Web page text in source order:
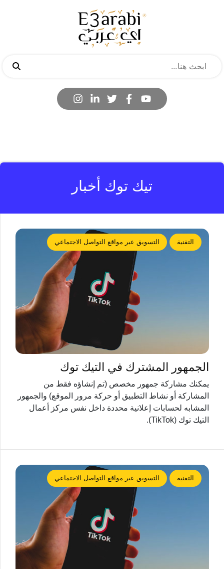
تيك توك أخبار
التقنية التسويق عبر مواقع التواصل الاجتماعي
الجمهور المشترك في التيك توك
يمكنك مشاركة جمهور مخصص (تم إنشاؤه فقط من
المشاركة أو نشاط التطبيق أو حركة مرور الموقع) والجمهور
المشابه لحسابات إعلانية محددة داخل نفس مركز أعمال
التيك توك (TikTok).
التقنية التسويق عبر مواقع التواصل الاجتماعي